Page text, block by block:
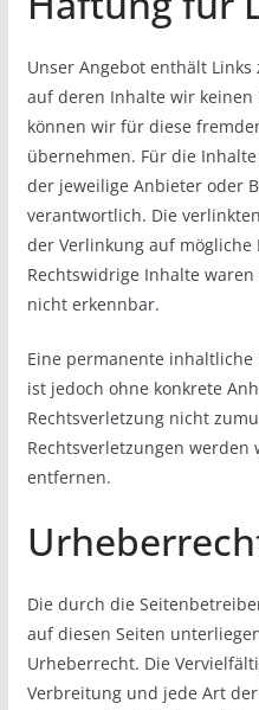
Unser Angebot enthält
auf deren Inhalte wir keinen
können wir für diese
übernehmen. Für die
der jeweilige Anbieter oder
verantwortlich. Die
der Verlinkung auf
Rechtswidrige Inhalte
nicht erkennbar.
Eine permanente
ist jedoch ohne konkrete
Rechtsverletzung nicht
Rechtsverletzungen
entfernen.
Die durch die
auf diesen Seiten
Urheberrecht. Die
Verbreitung und jede Art